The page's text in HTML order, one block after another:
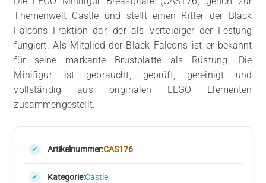
Themenwelt Castle und stellt einen Ritter der Black
Falcons Fraktion dar, der als Verteidiger der Festung
fungiert. Als Mitglied der Black Falcons ist er bekannt
für seine markante Brustplatte als Rüstung. Die
Minifigur ist gebraucht, geprüft, gereinigt und
vollständig aus originalen LEGO Elementen
zusammengestellt.
Artikelnummer:CAS176
Kategorie:Castle